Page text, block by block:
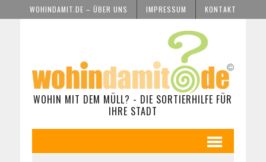
WOHINDAMIT.DE – ÜBER UNS IMPRESSUM KONTAKT
WOHIN MIT DEM MÜLL? - DIE SORTIERHILFE FÜR
IHRE STADT